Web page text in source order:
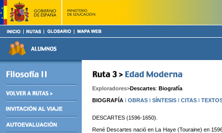
Exploradores>Descartes: Biografía
BIOGRAFÍA I OBRAS I SÍNTESIS I CITAS I
DESCARTES (1596-1650).
René Descartes nació en La Haye (Touraine) en